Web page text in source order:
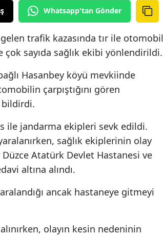
Whatsapp'tan Gönder
trafik kazasında tır ile otomobil
çok sayıda sağlık ekibi yönlendirildi.
Hasanbey köyü mevkiinde
çarpıştığını gören
bildirdi.
ile jandarma ekipleri sevk edildi.
sağlık ekiplerinin olay
Atatürk Devlet Hastanesi ve
altına alındı.
ancak hastaneye gitmeyi
olayın kesin nedeninin